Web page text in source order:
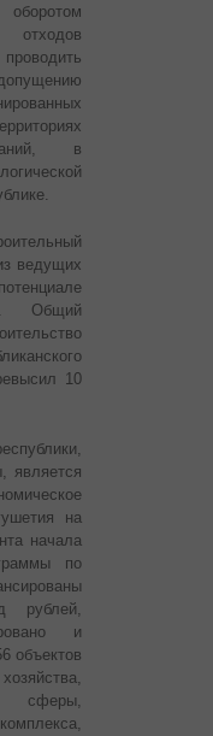
отходов
в
ведущих
Общий
10
является
на
начала
по
рублей,
и
объектов